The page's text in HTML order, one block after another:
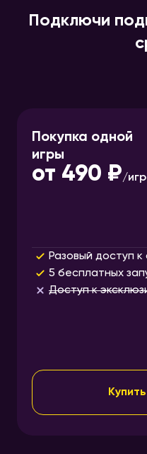
Подключи
Покупка одной
игры
от 490 ₽/
Разовый доступ к
5 бесплатных
Доступ к